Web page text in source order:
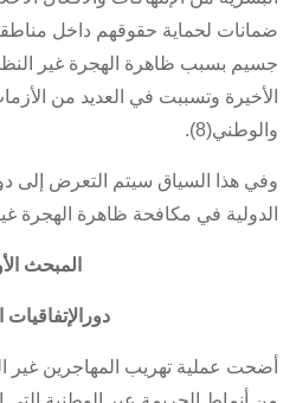
ضمانات لحماية حقوقهم داخل
جسيم بسبب ظاهرة الهجرة غير
الأخيرة وتسببت في العديد من
والوطني(8).
وفي هذا السياق سيتم التعرض إلى
الدولية في مكافحة ظاهرة الهجرة
المبحث
دورالإتفاقيات
أضحت عملية تهريب المهاجرين غير